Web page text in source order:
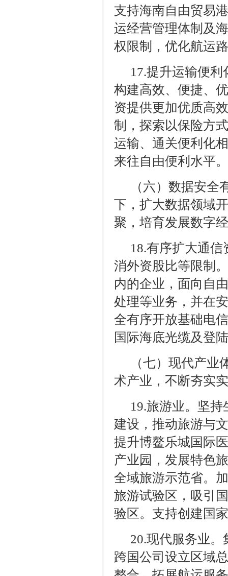
支持海南自由贸易
运经营管理体制及
权限制，优化航运
17.提升运输便利
构建高效、便捷、
资提供更加优质高
制，探索以保险方
运输、通关便利化
来往自由便利水平。
（六）数据安
下，扩大数据领域
聚，培育发展数字
18.有序扩大通信
消外资股比等限制
内的企业，面向自
处理等业务，并在
全有序开放基础电
国际海底光缆及登
（七）现代产
术产业，不断夯实
19.旅游业。坚持
建设，推动旅游与
提升博鳌乐城国际
产业园，发展特色
全域旅游示范省。
旅游试验区，吸引
验区。支持创建国
20.现代服务业。
跨国公司设立区域